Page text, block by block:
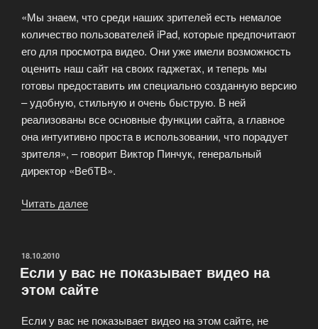
«Мы знаем, что среди наших зрителей есть немалое
количество пользователей iPad, которые предпочитают
его для просмотра видео. Они уже имели возможность
оценить наш сайт на своих гаджетах, и теперь мы
готовы предоставить им специально созданную версию
– удобную, стильную и очень быструю. В ней
реализованы все основные функции сайта, а главное
она интуитивно проста в использовании, что порадует
зрителя», – говорит Виктор Пинчук, генеральный
директор «ВебТВ».
Читать далее
мобильный
сервис»
ОПУБЛИКОВАНО
18.10.2010
Если у вас не показывает видео на
этом сайте
Если у вас не показывает видео на этом сайте, не